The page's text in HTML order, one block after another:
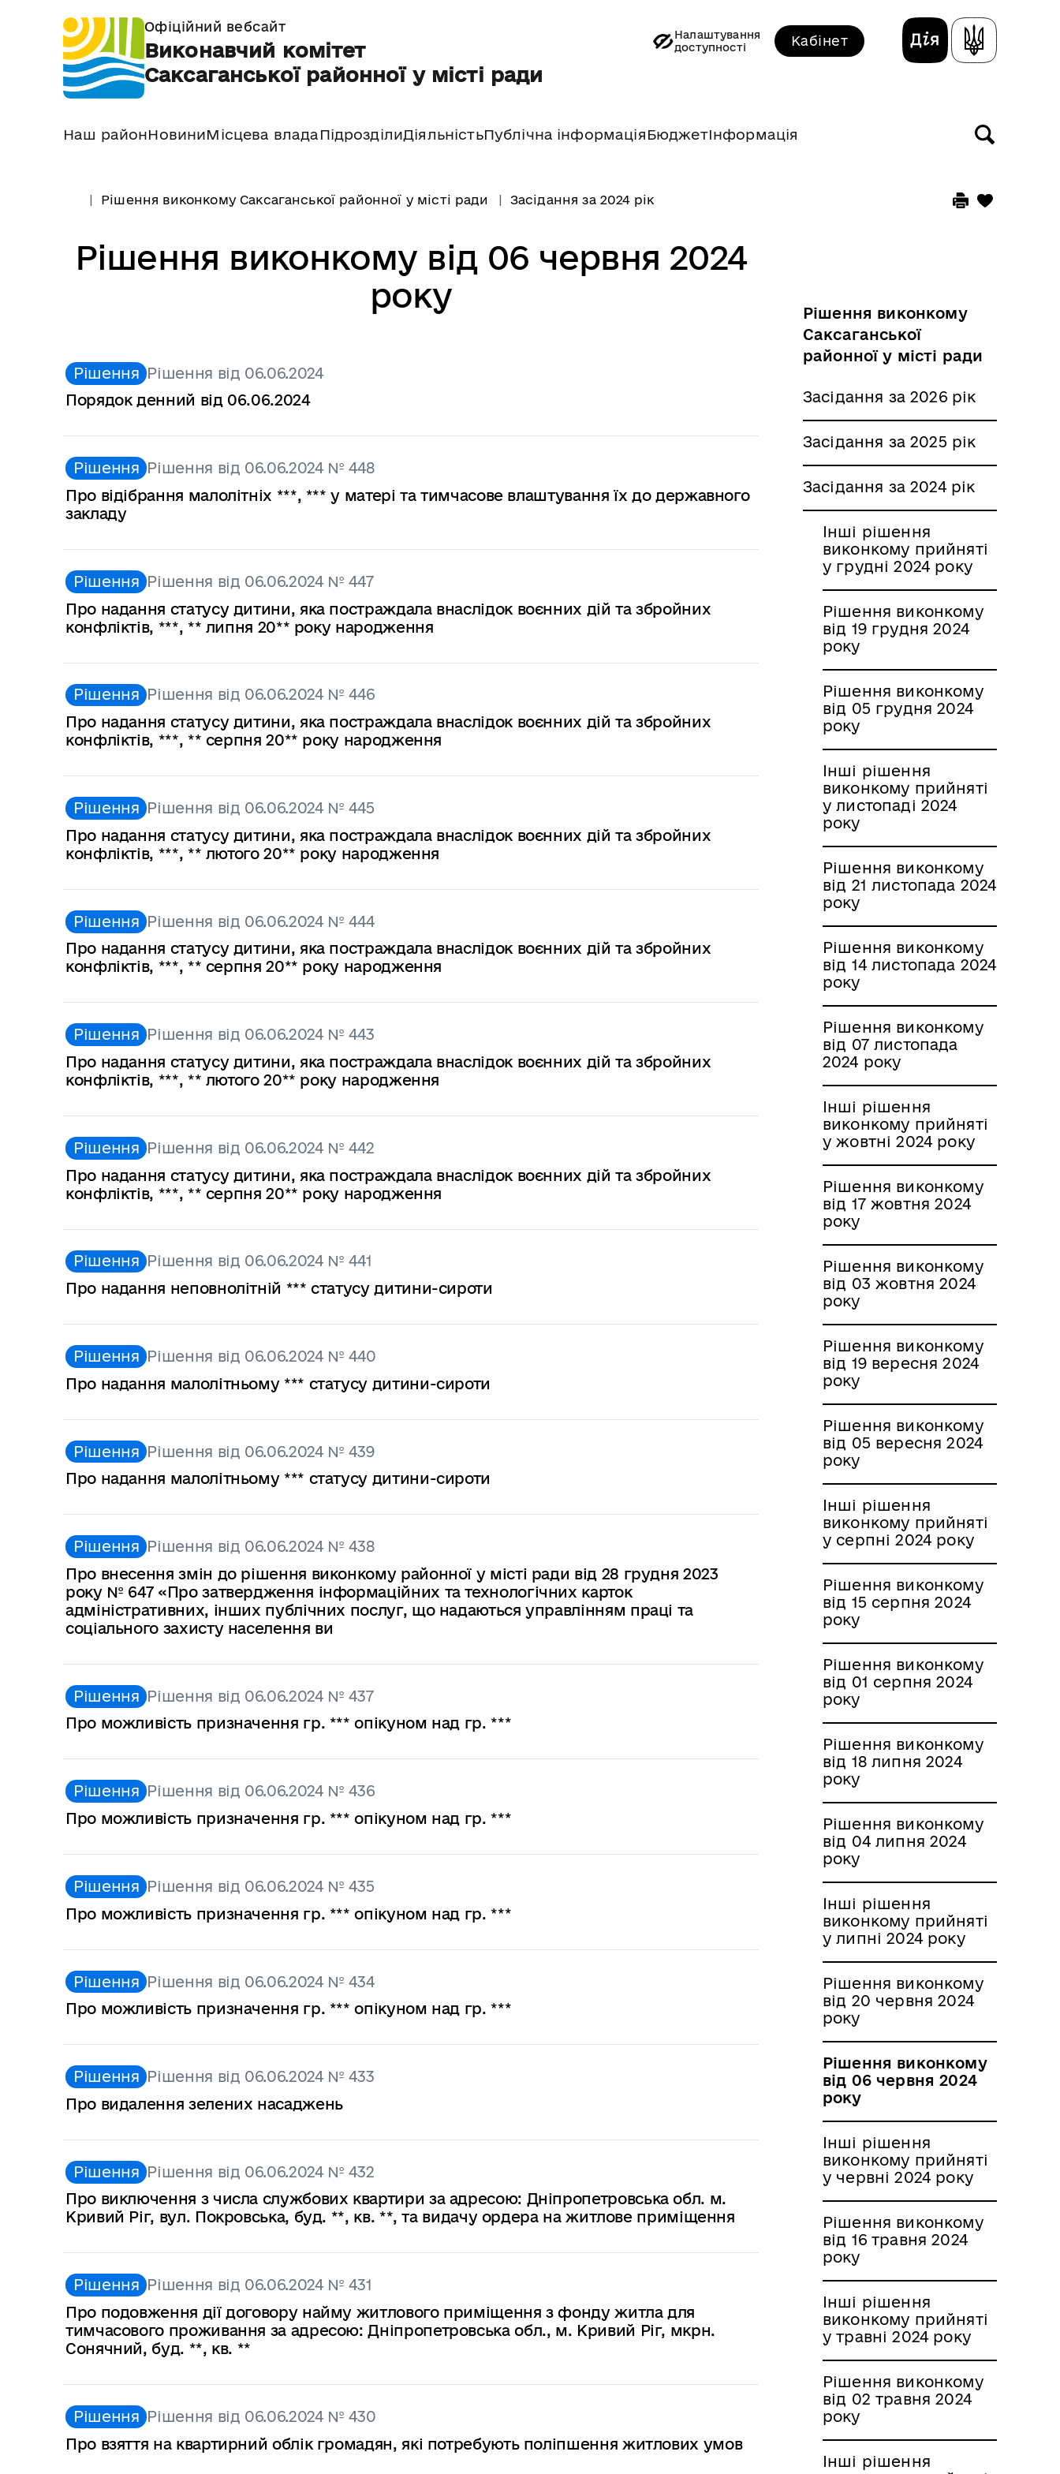
Офіційний вебсайт
Виконавчий комітет
Саксаганської районної у місті ради
Налаштування
доступності
Кабінет
Наш районНовиниМісцева влада ПідрозділиДіяльністьПублічна інформація БюджетІнформація
Рішення виконкому Саксаганської районної у місті ради Засідання за 2024 рік
Рішення виконкому від 06 червня 2024
року
Рішення Рішення від 06.06.2024
Порядок денний від 06.06.2024
Рішення Рішення від 06.06.2024 № 448
Про відібрання малолітніх ***, *** у матері та тимчасове влаштування їх до державного
закладу
Рішення Рішення від 06.06.2024 № 447
Про надання статусу дитини, яка постраждала внаслідок воєнних дій та збройних
конфліктів, ***, ** липня 20** року народження
Рішення Рішення від 06.06.2024 № 446
Про надання статусу дитини, яка постраждала внаслідок воєнних дій та збройних
конфліктів, ***, ** серпня 20** року народження
Рішення Рішення від 06.06.2024 № 445
Про надання статусу дитини, яка постраждала внаслідок воєнних дій та збройних
конфліктів, ***, ** лютого 20** року народження
Рішення Рішення від 06.06.2024 № 444
Про надання статусу дитини, яка постраждала внаслідок воєнних дій та збройних
конфліктів, ***, ** серпня 20** року народження
Рішення Рішення від 06.06.2024 № 443
Про надання статусу дитини, яка постраждала внаслідок воєнних дій та збройних
конфліктів, ***, ** лютого 20** року народження
Рішення Рішення від 06.06.2024 № 442
Про надання статусу дитини, яка постраждала внаслідок воєнних дій та збройних
конфліктів, ***, ** серпня 20** року народження
Рішення Рішення від 06.06.2024 № 441
Про надання неповнолітній *** статусу дитини-сироти
Рішення Рішення від 06.06.2024 № 440
Про надання малолітньому *** статусу дитини-сироти
Рішення Рішення від 06.06.2024 № 439
Про надання малолітньому *** статусу дитини-сироти
Рішення Рішення від 06.06.2024 № 438
Про внесення змін до рішення виконкому районної у місті ради від 28 грудня 2023
року № 647 «Про затвердження інформаційних та технологічних карток
адміністративних, інших публічних послуг, що надаються управлінням праці та
соціального захисту населення ви
Рішення Рішення від 06.06.2024 № 437
Про можливість призначення гр. *** опікуном над гр. ***
Рішення Рішення від 06.06.2024 № 436
Про можливість призначення гр. *** опікуном над гр. ***
Рішення Рішення від 06.06.2024 № 435
Про можливість призначення гр. *** опікуном над гр. ***
Рішення Рішення від 06.06.2024 № 434
Про можливість призначення гр. *** опікуном над гр. ***
Рішення Рішення від 06.06.2024 № 433
Про видалення зелених насаджень
Рішення Рішення від 06.06.2024 № 432
Про виключення з числа службових квартири за адресою: Дніпропетровська обл. м.
Кривий Ріг, вул. Покровська, буд. **, кв. **, та видачу ордера на житлове приміщення
Рішення Рішення від 06.06.2024 № 431
Про подовження дії договору найму житлового приміщення з фонду житла для
тимчасового проживання за адресою: Дніпропетровська обл., м. Кривий Ріг, мкрн.
Сонячний, буд. **, кв. **
Рішення Рішення від 06.06.2024 № 430
Про взяття на квартирний облік громадян, які потребують поліпшення житлових умов
Рішення виконкому
Саксаганської
районної у місті ради
Засідання за 2026 рік
Засідання за 2025 рік
Засідання за 2024 рік
Інші рішення
виконкому прийняті
у грудні 2024 року
Рішення виконкому
від 19 грудня 2024
року
Рішення виконкому
від 05 грудня 2024
року
Інші рішення
виконкому прийняті
у листопаді 2024
року
Рішення виконкому
від 21 листопада 2024
року
Рішення виконкому
від 14 листопада 2024
року
Рішення виконкому
від 07 листопада
2024 року
Інші рішення
виконкому прийняті
у жовтні 2024 року
Рішення виконкому
від 17 жовтня 2024
року
Рішення виконкому
від 03 жовтня 2024
року
Рішення виконкому
від 19 вересня 2024
року
Рішення виконкому
від 05 вересня 2024
року
Інші рішення
виконкому прийняті
у серпні 2024 року
Рішення виконкому
від 15 серпня 2024
року
Рішення виконкому
від 01 серпня 2024
року
Рішення виконкому
від 18 липня 2024
року
Рішення виконкому
від 04 липня 2024
року
Інші рішення
виконкому прийняті
у липні 2024 року
Рішення виконкому
від 20 червня 2024
року
Рішення виконкому
від 06 червня 2024
року
Інші рішення
виконкому прийняті
у червні 2024 року
Рішення виконкому
від 16 травня 2024
року
Інші рішення
виконкому прийняті
у травні 2024 року
Рішення виконкому
від 02 травня 2024
року
Інші рішення